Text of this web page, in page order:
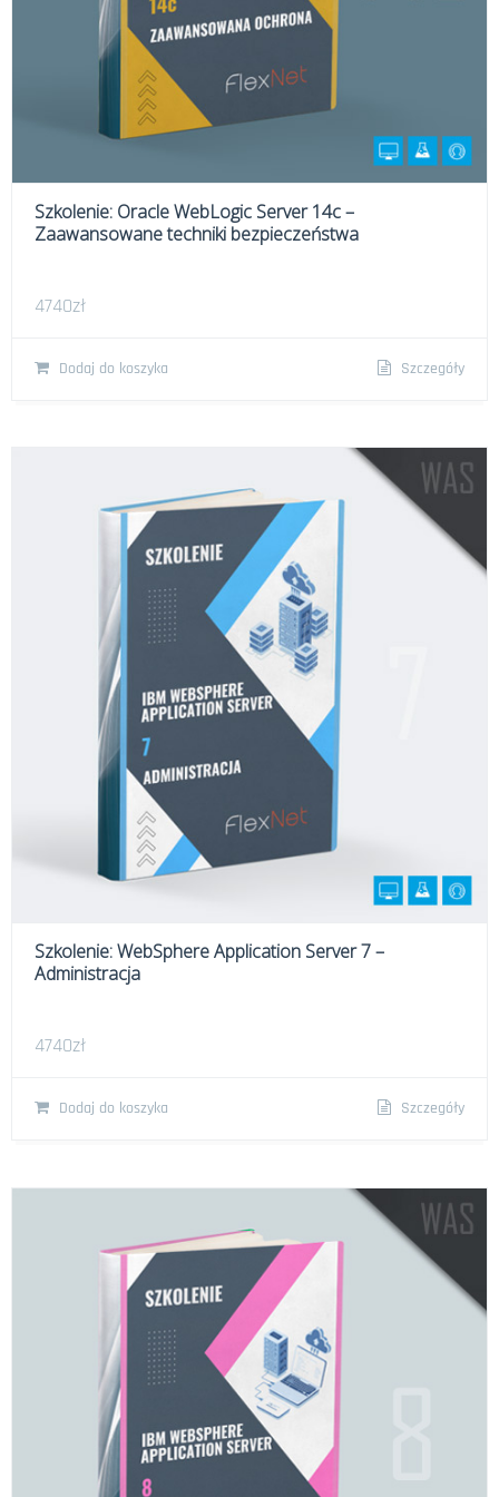
Szkolenie: Oracle WebLogic Server 14c –
Zaawansowane techniki bezpieczeństwa
4740zł
Dodaj do koszyka Szczegóły
Szkolenie: WebSphere Application Server 7 –
Administracja
4740zł
Dodaj do koszyka Szczegóły